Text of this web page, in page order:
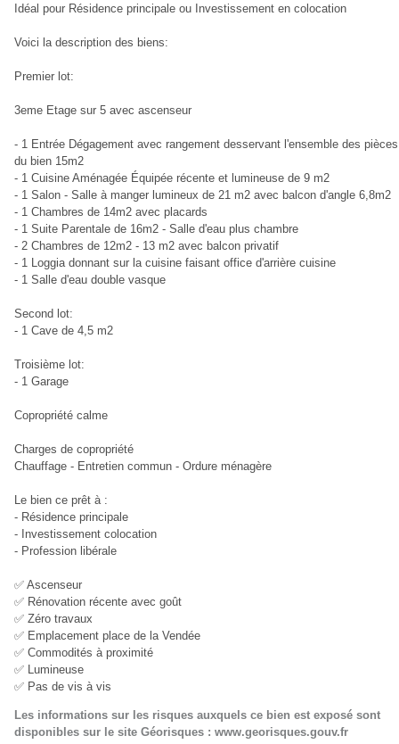
Idéal pour Résidence principale ou Investissement en colocation
Voici la description des biens:
Premier lot:
3eme Etage sur 5 avec ascenseur
- 1 Entrée Dégagement avec rangement desservant l'ensemble des pièces
du bien 15m2
- 1 Cuisine Aménagée Équipée récente et lumineuse de 9 m2
- 1 Salon - Salle à manger lumineux de 21 m2 avec balcon d'angle 6,8m2
- 1 Chambres de 14m2 avec placards
- 1 Suite Parentale de 16m2 - Salle d'eau plus chambre
- 2 Chambres de 12m2 - 13 m2 avec balcon privatif
- 1 Loggia donnant sur la cuisine faisant office d'arrière cuisine
- 1 Salle d'eau double vasque
Second lot:
- 1 Cave de 4,5 m2
Troisième lot:
- 1 Garage
Copropriété calme
Charges de copropriété
Chauffage - Entretien commun - Ordure ménagère
Le bien ce prêt à :
- Résidence principale
- Investissement colocation
- Profession libérale
✅ Ascenseur
✅ Rénovation récente avec goût
✅ Zéro travaux
✅ Emplacement place de la Vendée
✅ Commodités à proximité
✅ Lumineuse
✅ Pas de vis à vis
Les informations sur les risques auxquels ce bien est exposé sont
disponibles sur le site Géorisques : www.georisques.gouv.fr